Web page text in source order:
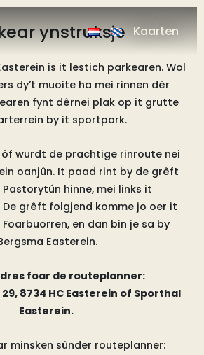
Kaarten
ynstruksje
is it lestich parkearen. Wol
dy’t muoite ha mei rinnen dêr
fynt dêrnei plak op it grutte
by it sportpark.
wurdt de prachtige rinroute nei
oanjûn. It paad rint by de grêft
hinne, mei links it
De grêft folgjend komme jo oer it
en dan bin je sa by
Easterein.
foar de routeplanner:
8734 HC Easterein of Sporthal
Easterein.
minsken sûnder routeplanner: